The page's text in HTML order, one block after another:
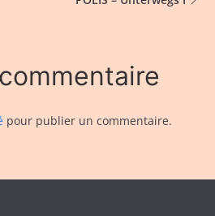
pour publier un commentaire.